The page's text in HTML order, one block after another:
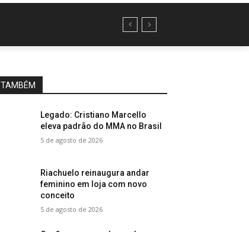
TAMBÉM
Legado: Cristiano Marcello
eleva padrão do MMA no Brasil
5 de agosto de 2026
Riachuelo reinaugura andar
feminino em loja com novo
conceito
5 de agosto de 2026